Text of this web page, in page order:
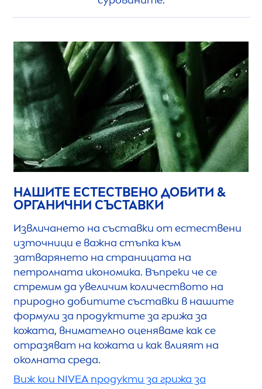
НАШИТЕ ЕСТЕСТВЕНО ДОБИТИ &
ОРГАНИЧНИ СЪСТАВКИ
Извличането на съставки от естествени
източници е важна стъпка към
затварянето на страницата на
петролната икономика. Въпреки че се
стремим да увеличим количеството на
природно добитите съставки в нашите
формули за продуктите за грижа за
кожата, внимателно оценяваме как се
отразяват на кожата и как влияят на
околната среда.
Виж кои NIVEA продукти за грижа за